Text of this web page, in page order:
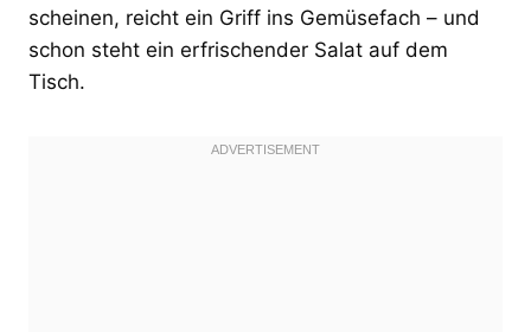
scheinen, reicht ein Griff ins Gemüsefach – und
schon steht ein erfrischender Salat auf dem
Tisch.